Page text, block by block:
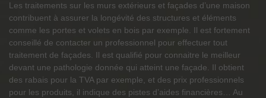
Les traitements sur les murs extérieurs et façades d’une maison
contribuent à assurer la longévité des structures et éléments
comme les portes et volets en bois par exemple. Il est fortement
conseillé de contacter un professionnel pour effectuer tout
traitement de façades. Il est qualifié pour connaitre le meilleur
devant une pathologie donnée qui atteint une façade. Il obtient
des rabais pour la TVA par exemple, et des prix professionnels
pour les produits, il indique des pistes d’aides financières… Au